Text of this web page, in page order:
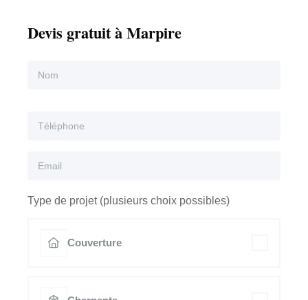
Devis gratuit à Marpire
Type de projet (plusieurs choix possibles)
Couverture